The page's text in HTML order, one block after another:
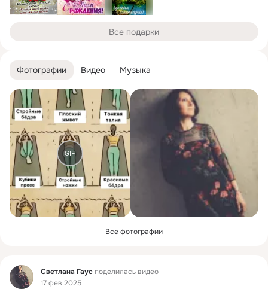
Фотографии Видео Музыка
GIF
Все фотографии
Фид Светлана Гаусподелилась видео
17 фев 2025
Все подарки